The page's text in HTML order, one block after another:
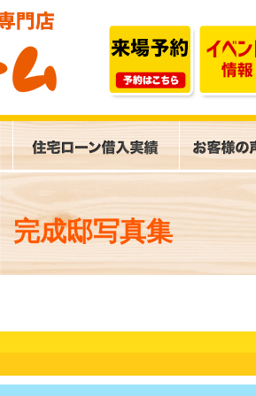
完成邸写真集